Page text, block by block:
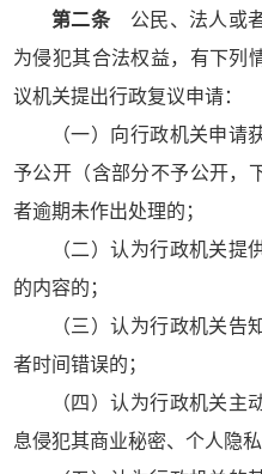
第二条公民、法人或者
为侵犯其合法权益，有下列
议机关提出行政复议申请：
（一）向行政机关申请
予公开（含部分不予公开，
者逾期未作出处理的；
（二）认为行政机关提
的内容的；
（三）认为行政机关告
者时间错误的；
（四）认为行政机关主
息侵犯其商业秘密、个人隐私